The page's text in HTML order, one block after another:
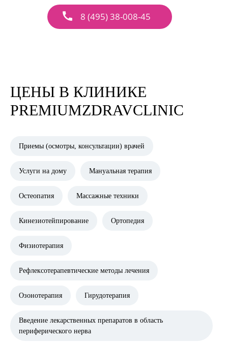
8 (495) 38-008-45
ЦЕНЫ В КЛИНИКЕ
PREMIUMZDRAVCLINIC
Приемы (осмотры, консультации) врачей
Услуги на дому Мануальная терапия
Остеопатия Массажные техники
Кинезиотейпирование Ортопедия
Физиотерапия
Рефлексотерапевтические методы лечения
Озонотерапия Гирудотерапия
Введение лекарственных препаратов в область
периферического нерва